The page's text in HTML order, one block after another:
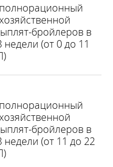
бройлеров в
недели (от 0 до 11
бройлеров в
недели (от 11 до 22